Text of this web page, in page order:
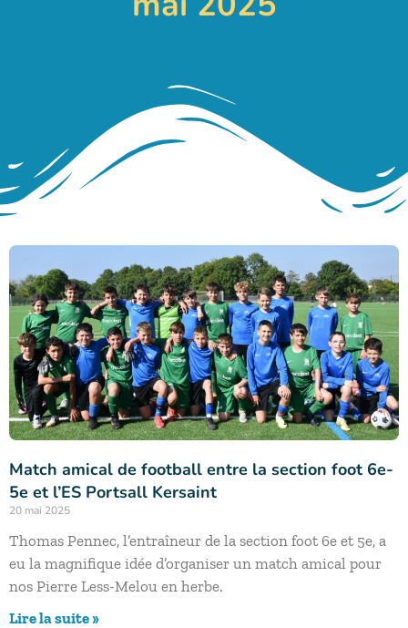
Match amical de football entre la section foot 6e-
5e et l’ES Portsall Kersaint
20 mai 2025
Thomas Pennec, l’entraîneur de la section foot 6e et 5e, a
eu la magnifique idée d’organiser un match amical pour
nos Pierre Less-Melou en herbe.
Lire la suite »